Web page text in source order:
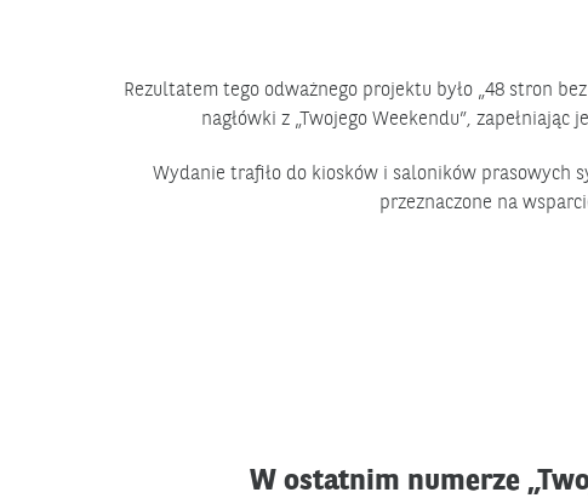
Rezultatem tego odważnego projektu było „48 stron
nagłówki z „Twojego Weekendu”,
Wydanie trafiło do kiosków i saloników prasowych
przeznaczone na
W ostatnim numerze